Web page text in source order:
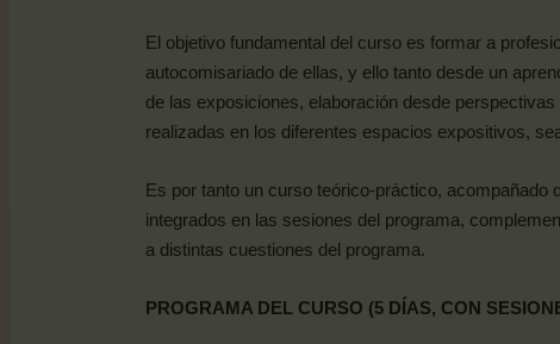
El objetivo fundamental del curso es formar a
autocomisariado de ellas, y ello tanto desde un
de las exposiciones, elaboración desde
realizadas en los diferentes espacios expositivos,
Es por tanto un curso teórico-práctico, acompañado
integrados en las sesiones del programa,
a distintas cuestiones del programa.
PROGRAMA DEL CURSO (5 DÍAS, CON